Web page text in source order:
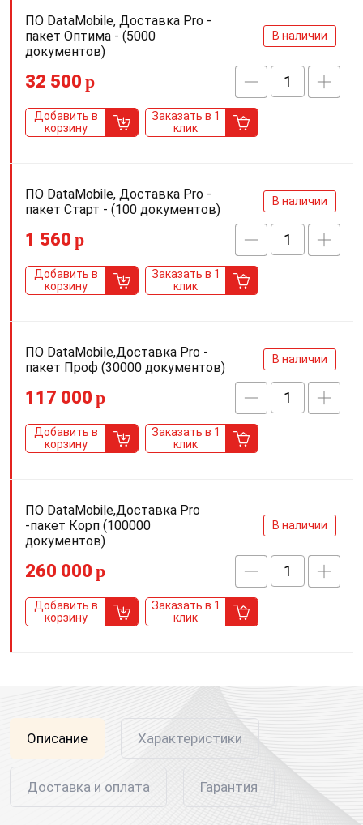
ПО DataMobile, Доставка Pro -
пакет Оптима - (5000
документов)
В наличии
32 500 p
Добавить в
корзину
Заказать в 1
клик
ПО DataMobile, Доставка Pro -
пакет Старт - (100 документов)
В наличии
1 560 p
Добавить в
корзину
Заказать в 1
клик
ПО DataMobile,Доставка Pro -
пакет Проф (30000 документов)
В наличии
117 000 p
Добавить в
корзину
Заказать в 1
клик
ПО DataMobile,Доставка Pro
-пакет Корп (100000
документов)
В наличии
260 000 p
Добавить в
корзину
Заказать в 1
клик
Описание Характеристики
Доставка и оплата Гарантия